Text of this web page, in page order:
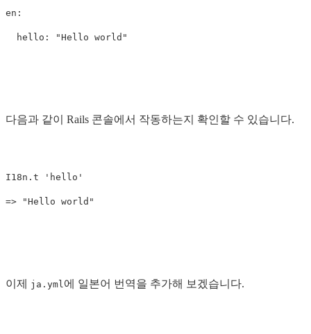
en:
다음과 같이 Rails 콘솔에서 작동하는지 확인할 수 있습니다.
I18n.t 'hello'
이제 ja.yml에 일본어 번역을 추가해 보겠습니다.